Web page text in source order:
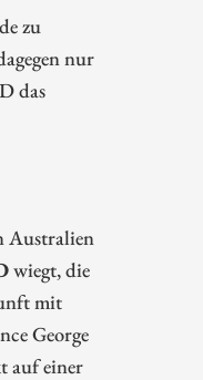
zu
nur
das
Australien
wiegt, die
mit
George
auf einer